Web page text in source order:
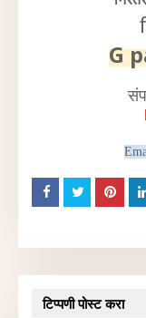
G
टिप्पणी पोस्ट करा